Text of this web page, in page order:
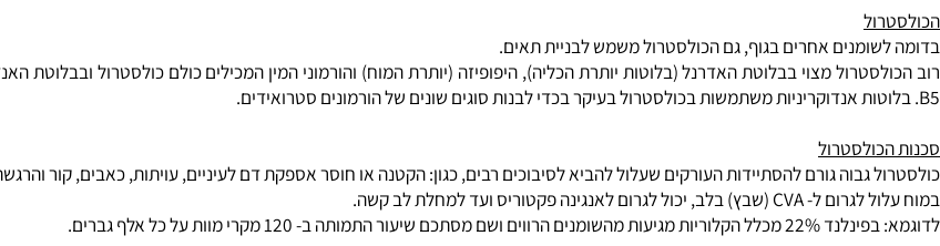
לא מקבל מספיק לציטין להגנה על העצבים.
אחרים בגוף, גם הכולסטרול משמש לבניית תאים.
גבוה גורם להסתיידות העורקים שעלול להביא לסיבוכים רבים, כגון: הקטנה או חוסר אספקת דם לעיניים, עויתות, כאבים, קור והרגשת אי